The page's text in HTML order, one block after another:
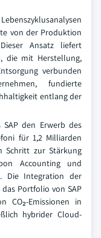
von der Produktion
Ansatz liefert
die mit Herstellung,
verbunden
fundierte
entlang der
den Erwerb des
für 1,2 Milliarden
Schritt zur Stärkung
Accounting und
Die Integration der
Portfolio von SAP
CO₂-Emissionen in
hybrider Cloud-